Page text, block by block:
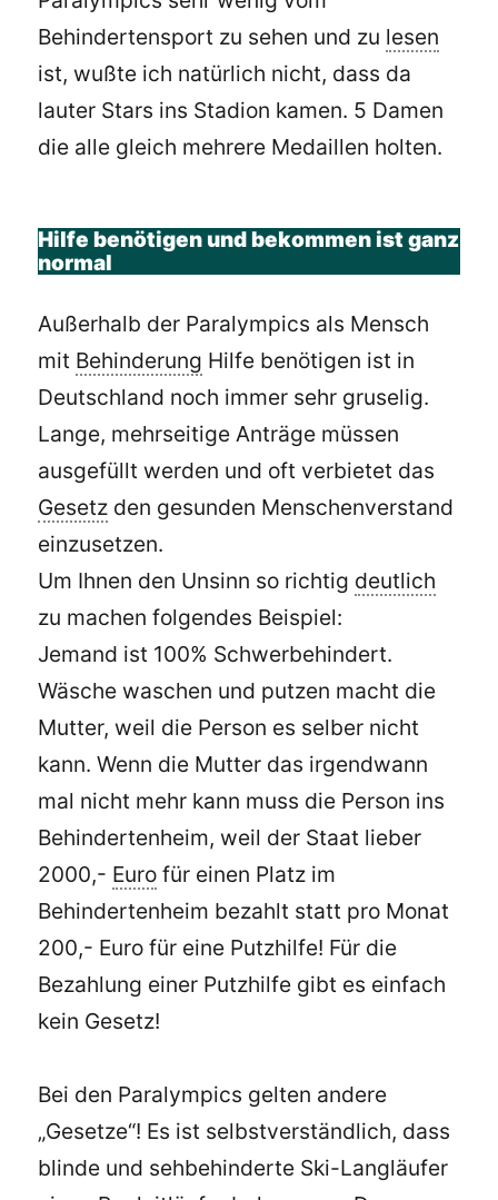
Behindertensport zu sehen und zu lesen
ist, wußte ich natürlich nicht, dass da
lauter Stars ins Stadion kamen. 5 Damen
die alle gleich mehrere Medaillen holten.
Hilfe benötigen und bekommen ist ganz
normal
Außerhalb der Paralympics als Mensch
mit Behinderung Hilfe benötigen ist in
Deutschland noch immer sehr gruselig.
Lange, mehrseitige Anträge müssen
ausgefüllt werden und oft verbietet das
Gesetz den gesunden Menschenverstand
einzusetzen.
Um Ihnen den Unsinn so richtig deutlich
zu machen folgendes Beispiel:
Jemand ist 100% Schwerbehindert.
Wäsche waschen und putzen macht die
Mutter, weil die Person es selber nicht
kann. Wenn die Mutter das irgendwann
mal nicht mehr kann muss die Person ins
Behindertenheim, weil der Staat lieber
2000,- Euro für einen Platz im
Behindertenheim bezahlt statt pro Monat
200,- Euro für eine Putzhilfe! Für die
Bezahlung einer Putzhilfe gibt es einfach
kein Gesetz!
Bei den Paralympics gelten andere
„Gesetze“! Es ist selbstverständlich, dass
blinde und sehbehinderte Ski-Langläufer